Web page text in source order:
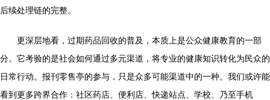
后续处理链的完整。
更深层地看，过期药品回收的普及，本质上是公众健康教育的一部
分。它考验的是社会如何通过多元渠道，将专业的健康知识转化为民众的
日常行动。报刊零售亭的参与，只是众多可能渠道中的一种。我们或许能
看到更多跨界合作：社区药店、便利店、快递站点、学校、乃至手机